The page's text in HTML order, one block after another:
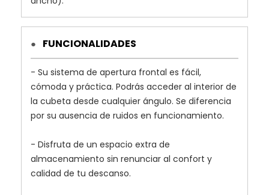
● FUNCIONALIDADES
- Su sistema de apertura frontal es fácil,
cómoda y práctica. Podrás acceder al interior de
la cubeta desde cualquier ángulo. Se diferencia
por su ausencia de ruidos en funcionamiento.
- Disfruta de un espacio extra de
almacenamiento sin renunciar al confort y
calidad de tu descanso.